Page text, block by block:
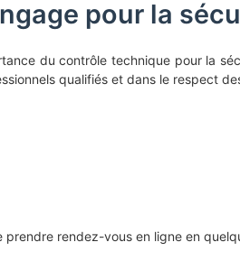
pour la
du contrôle technique pour la
qualifiés et dans le respect
rendez-vous en ligne en